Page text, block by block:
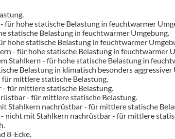
für hohe statische Belastung in feuchtwarmer
statische Belastung in feuchtwarmer Umgebung.
hohe statische Belastung in feuchtwarmer
- für hohe statische Belastung in feuchtwarmer
Stahlkern - für hohe statische Belastung in
Belastung in klimatisch besonders aggressiver
mittlere statische Belastung.
für mittlere statische Belastung.
- für mittlere statische Belastung.
Stahlkern nachrüstbar - für mittlere statische
nicht mit Stahlkern nachrüstbar - für mittlere
8-Ecke.